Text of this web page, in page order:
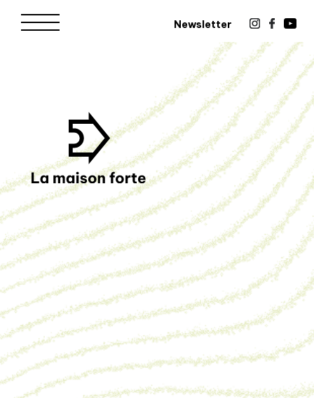
Newsletter